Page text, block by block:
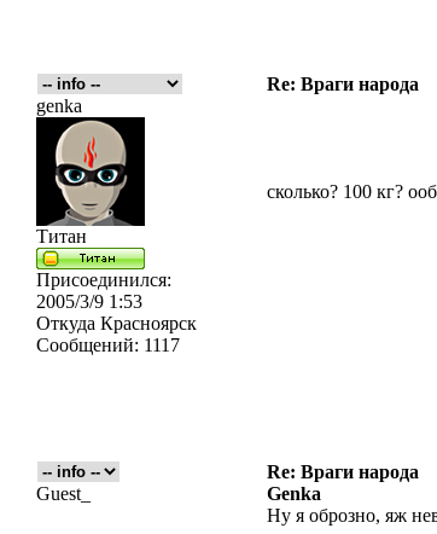
Re: Враги народа
genka
Титан
Присоединился:
2005/3/9 1:53
Откуда Красноярск
Сообщений: 1117
сколько? 100 кг?
Re: Враги народа
Guest_
Genka
Ну я оброзно, яж